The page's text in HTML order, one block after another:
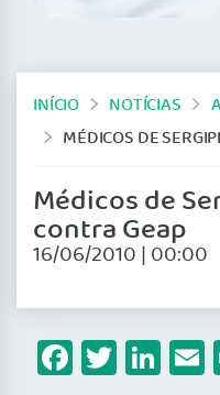
INÍCIO NOTÍCIAS
MÉDICOS DE SERGIPE GANHAM AÇÃO
Médicos de
contra Geap
16/06/2010 | 00:00
Facebook